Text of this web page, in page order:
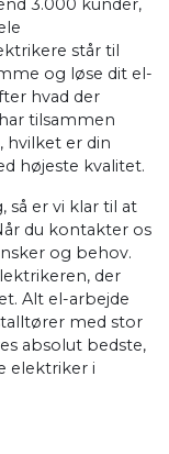
3.000 kunder,
står til
og løse dit el-
hvad der
tilsammen
hvilket er din
højeste kvalitet.
så er vi klar til at
du kontakter os
og behov.
der
Alt el-arbejde
med stor
absolut bedste,
elektriker i